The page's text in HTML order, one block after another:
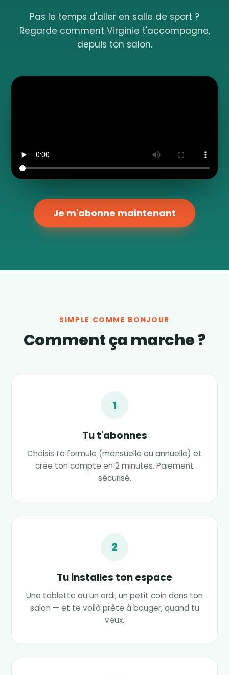
Pas le temps d'aller en salle de sport ?
Regarde comment Virginie t'accompagne,
depuis ton salon.
Je m'abonne maintenant
SIMPLE COMME BONJOUR
Comment ça marche ?
1
Tu t'abonnes
Choisis ta formule (mensuelle ou annuelle) et
crée ton compte en 2 minutes. Paiement
sécurisé.
2
Tu installes ton espace
Une tablette ou un ordi, un petit coin dans ton
salon — et te voilà prête à bouger, quand tu
veux.